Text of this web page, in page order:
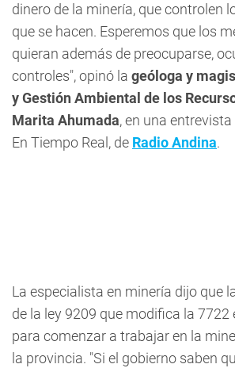
dinero de la minería, que controlen
que se hacen. Esperemos que los
quieran además de preocuparse,
controles", opinó la geóloga y
y Gestión Ambiental de los
Marita Ahumada, en una
En Tiempo Real , de Radio Andina.
La especialista en minería dijo que
de la ley 9209 que modifica la 7722
para comenzar a trabajar en la
la provincia. "Si el gobierno saben